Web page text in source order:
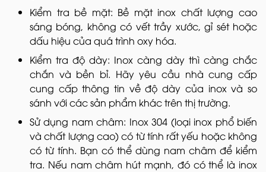
Kiểm tra bề mặt: Bề mặt inox chất lượng cao
sáng bóng, không có vết trầy xước, gỉ sét hoặc
dấu hiệu của quá trình oxy hóa.
Kiểm tra độ dày: Inox càng dày thì càng chắc
chắn và bền bỉ. Hãy yêu cầu nhà cung cấp
cung cấp thông tin về độ dày của inox và so
sánh với các sản phẩm khác trên thị trường.
Sử dụng nam châm: Inox 304 (loại inox phổ biến
và chất lượng cao) có từ tính rất yếu hoặc không
có từ tính. Bạn có thể dùng nam châm để kiểm
tra. Nếu nam châm hút mạnh, đó có thể là inox